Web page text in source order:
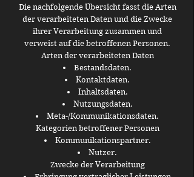
Die nachfolgende Übersicht fasst die Arten
der verarbeiteten Daten und die Zwecke
ihrer Verarbeitung zusammen und
verweist auf die betroffenen Personen.
Arten der verarbeiteten Daten
Bestandsdaten.
Kontaktdaten.
Inhaltsdaten.
Nutzungsdaten.
Meta-/Kommunikationsdaten.
Kategorien betroffener Personen
Kommunikationspartner.
Nutzer.
Zwecke der Verarbeitung